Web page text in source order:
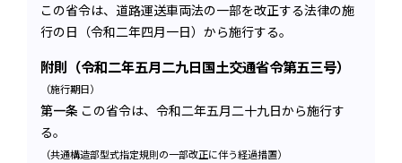
この省令は、道路運送車両法の一部を改正する法律の施
行の日（令和二年四月一日）から施行する。
附則（令和二年五月二九日国土交通省令第五三号）
（施行期日）
第一条 この省令は、令和二年五月二十九日から施行す
る。
（共通構造部型式指定規則の一部改正に伴う経過措置）